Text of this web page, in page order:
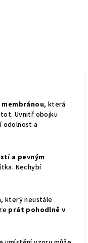
, která
Uvnitř obojku
odolnost a
a pevným
Nechybí
který neustále
prát pohodlně v